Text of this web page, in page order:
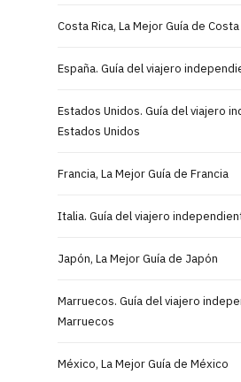
Costa Rica, La Mejor Guía de
España. Guía del viajero
Estados Unidos. Guía del viajero
Estados Unidos
Francia, La Mejor Guía de Francia
Italia. Guía del viajero
Japón, La Mejor Guía de Japón
Marruecos. Guía del viajero
Marruecos
México, La Mejor Guía de México